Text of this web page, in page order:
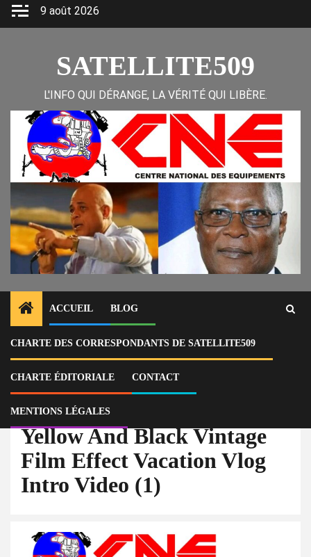
Skip
9 août 2026
SATELLITE509
L'INFO QUI DÉRANGE, LA VÉRITÉ QUI LIBÈRE.
ACCUEIL BLOG
CHARTE DES CORRESPONDANTS DE SATELLITE509
CHARTE ÉDITORIALE CONTACT
MENTIONS LÉGALES
Home
Actu
Haïti : toujours aucune avancée dans le scandale de corruption au CNE
impliquant Martelly, Privert et d’autres anciens dirigeants
Yellow And Black Vintage
Film Effect Vacation Vlog
Intro Video (1)